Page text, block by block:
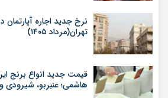
نرخ جدید اجاره
تهران(مرداد ۱۴۰۵)
هاشمی؛ عنبربو، شیرودی